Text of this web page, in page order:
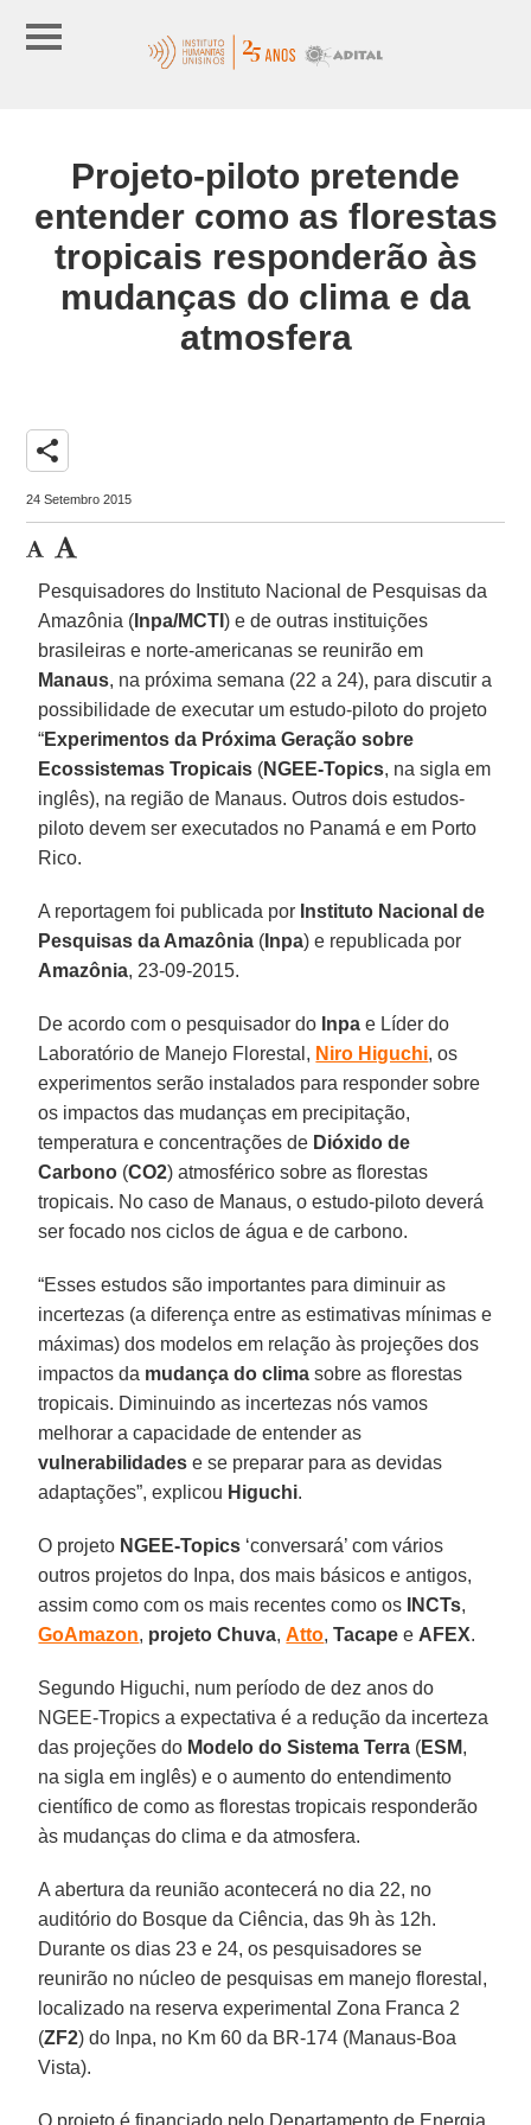
Projeto-piloto pretende
entender como as florestas
tropicais responderão às
mudanças do clima e da
atmosfera
share
24 Setembro 2015
Pesquisadores do Instituto Nacional de Pesquisas da
Amazônia ( Inpa/MCTI) e de outras instituições
brasileiras e norte-americanas se reunirão em
Manaus, na próxima semana (22 a 24), para discutir a
possibilidade de executar um estudo-piloto do projeto
“Experimentos da Próxima Geração sobre
Ecossistemas Tropicais (NGEE-Topics, na sigla em
inglês), na região de Manaus. Outros dois estudos-
piloto devem ser executados no Panamá e em Porto
Rico.
A reportagem foi publicada por Instituto Nacional de
Pesquisas da Amazônia ( Inpa) e republicada por
Amazônia, 23-09-2015.
De acordo com o pesquisador do Inpa e Líder do
Laboratório de Manejo Florestal, Niro Higuchi, os
experimentos serão instalados para responder sobre
os impactos das mudanças em precipitação,
temperatura e concentrações de Dióxido de
Carbono (CO2) atmosférico sobre as florestas
tropicais. No caso de Manaus, o estudo-piloto deverá
ser focado nos ciclos de água e de carbono.
“Esses estudos são importantes para diminuir as
incertezas (a diferença entre as estimativas mínimas e
máximas) dos modelos em relação às projeções dos
impactos da mudança do clima sobre as florestas
tropicais. Diminuindo as incertezas nós vamos
melhorar a capacidade de entender as
vulnerabilidades e se preparar para as devidas
adaptações”, explicou Higuchi.
O projeto NGEE-Topics ‘conversará’ com vários
outros projetos do Inpa, dos mais básicos e antigos,
assim como com os mais recentes como os
INCTs,
GoAmazon, projeto Chuva,Atto,Tacape e AFEX.
Segundo Higuchi, num período de dez anos do
NGEE-Tropics a expectativa é a redução da incerteza
das projeções do Modelo do Sistema Terra (ESM,
na sigla em inglês) e o aumento do entendimento
científico de como as florestas tropicais responderão
às mudanças do clima e da atmosfera.
A abertura da reunião acontecerá no dia 22, no
auditório do Bosque da Ciência, das 9h às 12h.
Durante os dias 23 e 24, os pesquisadores se
reunirão no núcleo de pesquisas em manejo florestal,
localizado na reserva experimental Zona Franca 2
(ZF2) do Inpa, no Km 60 da BR-174 (Manaus-Boa
Vista).
O projeto é financiado pelo Departamento de Energia